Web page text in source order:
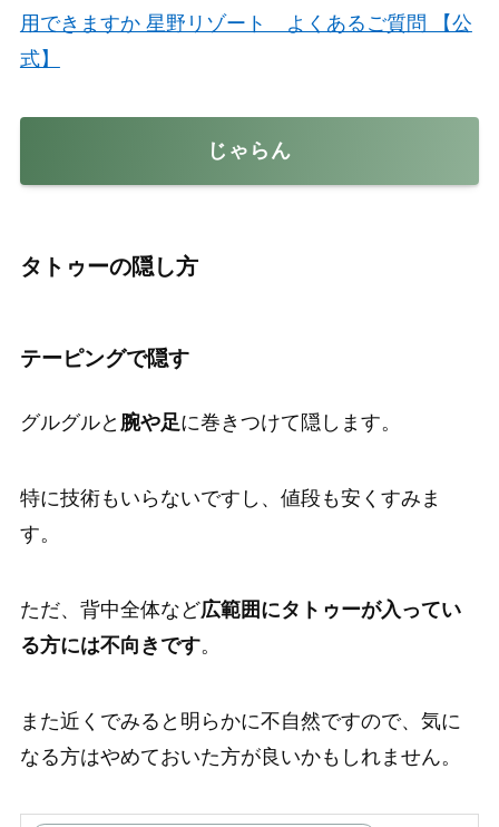
用できますか 星野リゾート よくあるご質問 【公
式】
じゃらん
タトゥーの隠し方
テーピングで隠す
グルグルと 腕や足に巻きつけて隠します。
特に技術もいらないですし、値段も安くすみま
す。
ただ、背中全体など広範囲にタトゥーが入ってい
る方には不向きです。
また近くでみると明らかに不自然ですので、気に
なる方はやめておいた方が良いかもしれません。